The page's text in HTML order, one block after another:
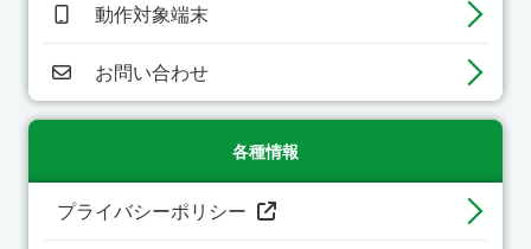
動作対象端末
お問い合わせ
各種情報
プライバシーポリシー